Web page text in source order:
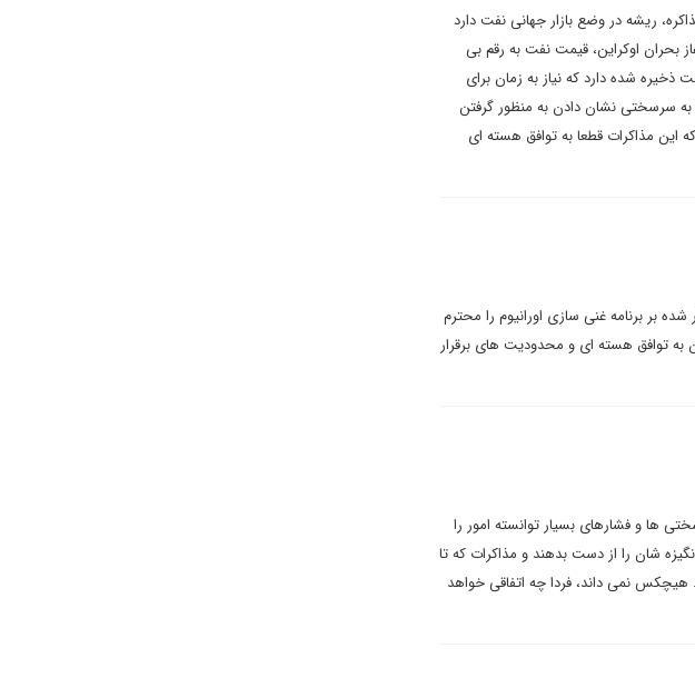
ریشه در وضع بازار جهانی نفت دارد
بحران اوکراین، قیمت نفت به رقم بی
در شرایطی که ایران حدود ۱۰۰ میلیون بشکه نفت ذخیره شده دارد که نیاز به زمان برای
به سرسختی نشان دادن به منظور گرفتن
این مذاکرات قطعا به توافق هسته ای
بر برنامه غنی سازی اورانیوم را محترم
به توافق هسته ای و محدودیت های برقرار
ها و فشارهای بسیار توانسته امور را
شان را از دست بدهند و مذاکرات که تا
نمی داند، فردا چه اتفاقی خواهد